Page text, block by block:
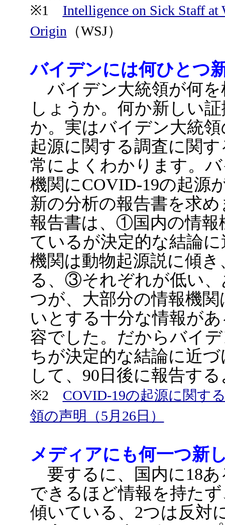
※1 Intelligence on Sick Staff at
Origin （WSJ）
バイデンには何ひとつ
バイデン大統領が何を
しょうか。何か新しい
か。実はバイデン大統
起源に関する調査に関
常によくわかります。
機関にCOVID-19の起源
新の分析の報告書を求
報告書は、①国内の情報
ているが決定的な結論
機関は動物起源説に傾
る、③それぞれが低い
つが、大部分の情報機
いとする十分な情報が
容でした。だからバイ
ちが決定的な結論に近
して、90日後に報告す
※2 COVID-19の起源に関す
領の声明（5月26日）
メディアにも何一つ新
要するに、国内に18あ
できるほど情報を持た
傾いている、2つは反対